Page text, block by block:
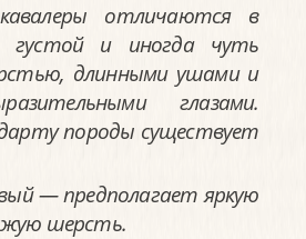
отличаются в
густой и иногда чуть
длинными ушами и
глазами.
породы существует
— предполагает яркую
шерсть.